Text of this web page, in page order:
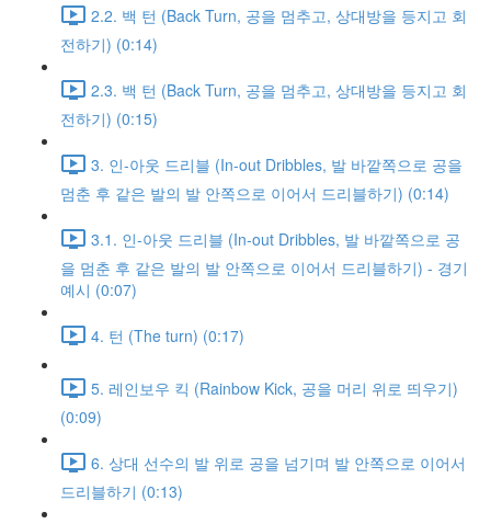
2.2. 백 턴 (Back Turn, 공을 멈추고, 상대방을 등지고 회
전하기) (0:14)
2.3. 백 턴 (Back Turn, 공을 멈추고, 상대방을 등지고 회
전하기) (0:15)
3. 인-아웃 드리블 (In-out Dribbles, 발 바깥쪽으로 공을
멈춘 후 같은 발의 발 안쪽으로 이어서 드리블하기) (0:14)
3.1. 인-아웃 드리블 (In-out Dribbles, 발 바깥쪽으로 공
을 멈춘 후 같은 발의 발 안쪽으로 이어서 드리블하기) - 경기
예시 (0:07)
4. 턴 (The turn) (0:17)
5. 레인보우 킥 (Rainbow Kick, 공을 머리 위로 띄우기)
(0:09)
6. 상대 선수의 발 위로 공을 넘기며 발 안쪽으로 이어서
드리블하기 (0:13)